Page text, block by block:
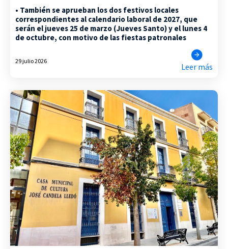
• También se aprueban los dos festivos locales
correspondientes al calendario laboral de 2027, que
serán el jueves 25 de marzo (Jueves Santo) y el lunes 4
de octubre, con motivo de las fiestas patronales
29 julio 2026
Leer más